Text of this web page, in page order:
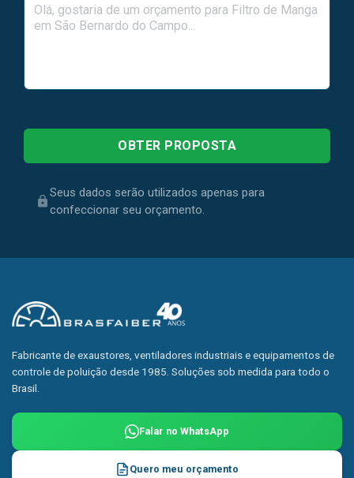
Seus dados serão utilizados apenas para
confeccionar seu orçamento.
Fabricante de exaustores, ventiladores industriais e equipamentos de
controle de poluição desde 1985. Soluções sob medida para todo o
Brasil.
Falar no WhatsApp
Quero meu orçamento